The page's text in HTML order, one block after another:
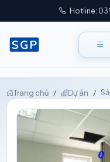
Hotline:
Trang chủ Dự án